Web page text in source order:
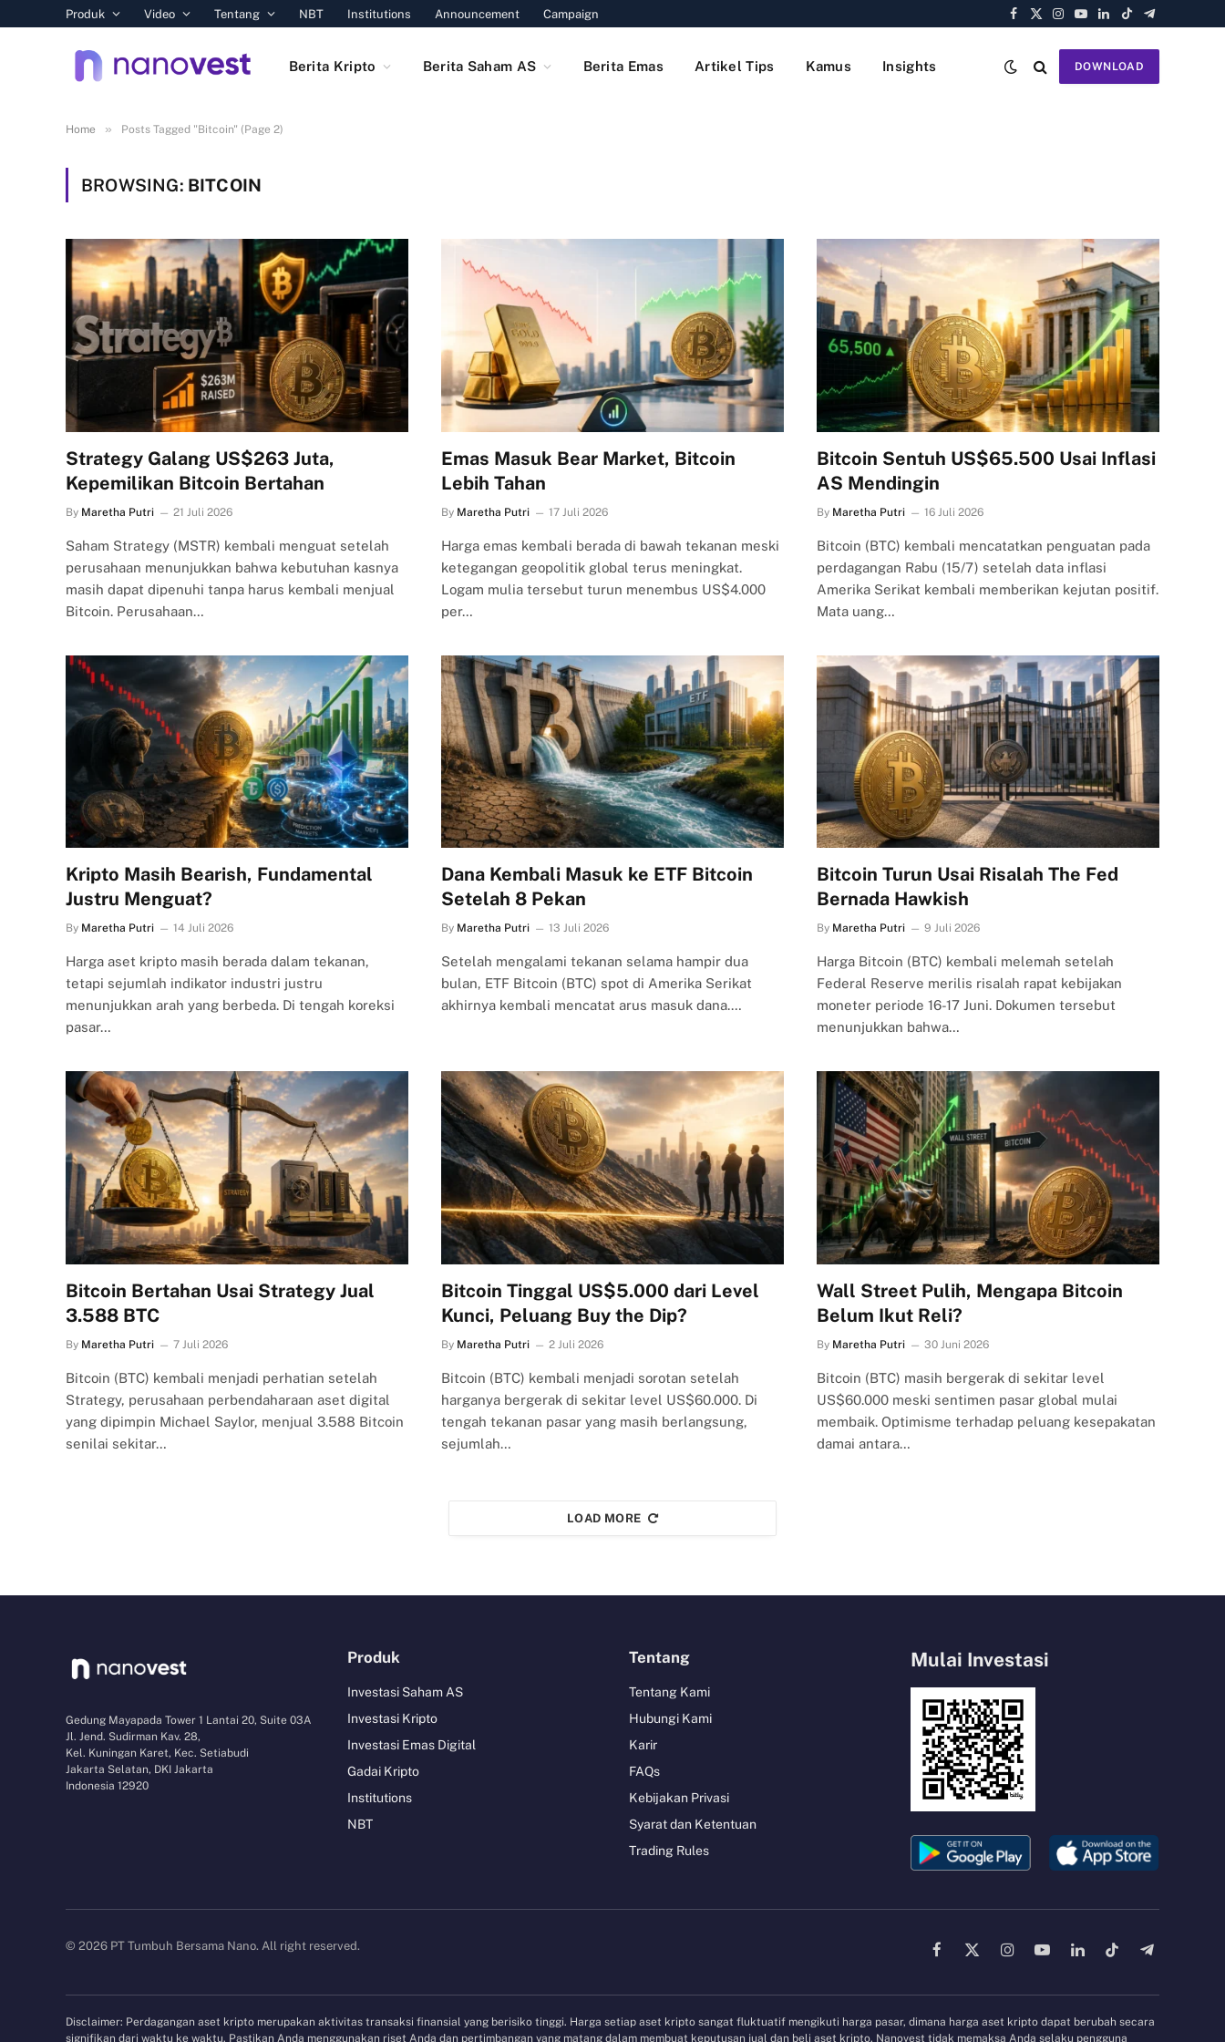
Produk Video Tentang NBT Institutions Announcement Campaign
Facebook
X
Instagram
YouTube
LinkedIn
TikTokTelegram
Berita Kripto Berita Saham AS Berita Emas Artikel Tips Kamus Insights DOWNLOAD
Home » Posts Tagged "Bitcoin" (Page 2)
BROWSING: BITCOIN
Strategy Galang US$263 Juta,
Kepemilikan Bitcoin Bertahan
By Maretha Putri 21 Juli 2026
Saham Strategy (MSTR) kembali menguat setelah
perusahaan menunjukkan bahwa kebutuhan kasnya
masih dapat dipenuhi tanpa harus kembali menjual
Bitcoin. Perusahaan…
Emas Masuk Bear Market, Bitcoin
Lebih Tahan
By Maretha Putri 17 Juli 2026
Harga emas kembali berada di bawah tekanan meski
ketegangan geopolitik global terus meningkat.
Logam mulia tersebut turun menembus US$4.000
per…
Bitcoin Sentuh US$65.500 Usai Inflasi
AS Mendingin
By Maretha Putri 16 Juli 2026
Bitcoin (BTC) kembali mencatatkan penguatan pada
perdagangan Rabu (15/7) setelah data inflasi
Amerika Serikat kembali memberikan kejutan positif.
Mata uang…
Kripto Masih Bearish, Fundamental
Justru Menguat?
By Maretha Putri 14 Juli 2026
Harga aset kripto masih berada dalam tekanan,
tetapi sejumlah indikator industri justru
menunjukkan arah yang berbeda. Di tengah koreksi
pasar…
Dana Kembali Masuk ke ETF Bitcoin
Setelah 8 Pekan
By Maretha Putri 13 Juli 2026
Setelah mengalami tekanan selama hampir dua
bulan, ETF Bitcoin (BTC) spot di Amerika Serikat
akhirnya kembali mencatat arus masuk dana.…
Bitcoin Turun Usai Risalah The Fed
Bernada Hawkish
By Maretha Putri 9 Juli 2026
Harga Bitcoin (BTC) kembali melemah setelah
Federal Reserve merilis risalah rapat kebijakan
moneter periode 16-17 Juni. Dokumen tersebut
menunjukkan bahwa…
Bitcoin Bertahan Usai Strategy Jual
3.588 BTC
By Maretha Putri 7 Juli 2026
Bitcoin (BTC) kembali menjadi perhatian setelah
Strategy, perusahaan perbendaharaan aset digital
yang dipimpin Michael Saylor, menjual 3.588 Bitcoin
senilai sekitar…
Bitcoin Tinggal US$5.000 dari Level
Kunci, Peluang Buy the Dip?
By Maretha Putri 2 Juli 2026
Bitcoin (BTC) kembali menjadi sorotan setelah
harganya bergerak di sekitar level US$60.000. Di
tengah tekanan pasar yang masih berlangsung,
sejumlah…
Wall Street Pulih, Mengapa Bitcoin
Belum Ikut Reli?
By Maretha Putri 30 Juni 2026
Bitcoin (BTC) masih bergerak di sekitar level
US$60.000 meski sentimen pasar global mulai
membaik. Optimisme terhadap peluang kesepakatan
damai antara…
LOAD MORE
Gedung Mayapada Tower 1 Lantai 20, Suite 03A
Jl. Jend. Sudirman Kav. 28,
Kel. Kuningan Karet, Kec. Setiabudi
Jakarta Selatan, DKI Jakarta
Indonesia 12920
Produk
Investasi Saham AS
Investasi Kripto
Investasi Emas Digital
Gadai Kripto
Institutions
NBT
Tentang
Tentang Kami
Hubungi Kami
Karir
FAQs
Kebijakan Privasi
Syarat dan Ketentuan
Trading Rules
Mulai Investasi
© 2026 PT Tumbuh Bersama Nano. All right reserved.
Facebook
X
InstagramYouTubeLinkedInTikTokTelegram
Disclaimer: Perdagangan aset kripto merupakan aktivitas transaksi finansial yang berisiko tinggi. Harga setiap aset kripto sangat fluktuatif mengikuti harga pasar, dimana harga aset kripto dapat berubah secara
signifikan dari waktu ke waktu. Pastikan Anda menggunakan riset Anda dan pertimbangan yang matang dalam membuat keputusan jual dan beli aset kripto. Nanovest tidak memaksa Anda selaku pengguna